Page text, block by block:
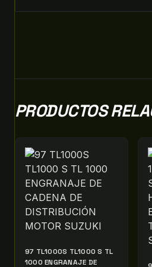
PRODUCTOS
97 TL1000S TL1000 S TL
1000 ENGRANAJE DE